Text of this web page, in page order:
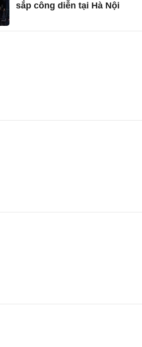
sắp công diễn tại Hà Nội